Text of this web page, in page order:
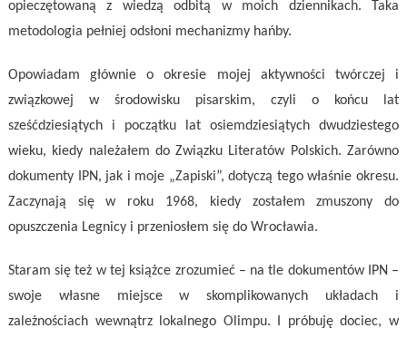
opieczętowaną z wiedzą odbitą w moich dziennikach. Taka
metodologia pełniej odsłoni mechanizmy hańby.
Opowiadam głównie o okresie mojej aktywności twórczej i
związkowej w środowisku pisarskim, czyli o końcu lat
sześćdziesiątych i początku lat osiemdziesiątych dwudziestego
wieku, kiedy należałem do Związku Literatów Polskich. Zarówno
dokumenty IPN, jak i moje „Zapiski”, dotyczą tego właśnie okresu.
Zaczynają się w roku 1968, kiedy zostałem zmuszony do
opuszczenia Legnicy i przeniosłem się do Wrocławia.
Staram się też w tej książce zrozumieć – na tle dokumentów IPN –
swoje własne miejsce w skomplikowanych układach i
zależnościach wewnątrz lokalnego Olimpu. I próbuję dociec, w